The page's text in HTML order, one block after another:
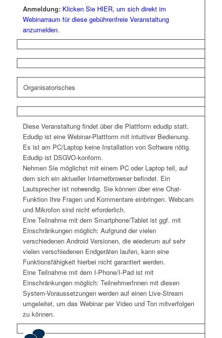
Anmeldung: Klicken Sie HIER, um sich direkt im
Webinarraum für diese gebührenfreie Veranstaltung
anzumelden.
Organisatorisches
Diese Veranstaltung findet über die Plattform edudip statt.
Edudip ist eine Webinar-Plattform mit intuitiver Bedienung.
Es ist am PC/Laptop keine Installation von Software nötig.
Edudip ist DSGVO-konform.
Nehmen Sie möglichst mit einem PC oder Laptop teil, auf
dem sich ein aktueller Internetbrowser befindet. Ein
Lautsprecher ist notwendig. Sie können über eine Chat-
Funktion Ihre Fragen und Kommentare einbringen. Webcam
und Mikrofon sind nicht erforderlich.
Eine Teilnahme mit dem Smartphone/Tablet ist ggf. mit
Einschränkungen möglich: Aufgrund der vielen
verschiedenen Android Versionen, die wiederum auf sehr
vielen verschiedenen Endgeräten laufen, kann eine
Funktionsfähigkeit hierbei nicht garantiert werden.
Eine Teilnahme mit dem I-Phone/I-Pad ist mit
Einschränkungen möglich: TeilnehmerInnen mit diesen
System-Voraussetzungen werden auf einen Live-Stream
umgeleitet, um das Webinar per Video und Ton mitverfolgen
zu können.